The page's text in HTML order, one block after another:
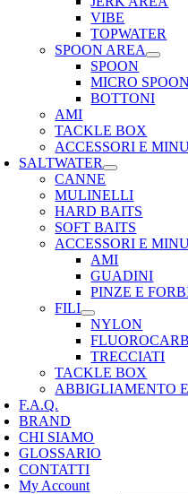
VIBE
TOPWATER
SPOON AREA
SPOON
MICRO SPOON
BOTTONI
AMI
TACKLE BOX
ACCESSORI E
SALTWATER
CANNE
MULINELLI
HARD BAITS
SOFT BAITS
ACCESSORI E
AMI
GUADINI
PINZE E
FILI
NYLON
TRECCIATI
TACKLE BOX
ABBIGLIAMENTO
F.A.Q.
BRAND
CHI SIAMO
GLOSSARIO
CONTATTI
My Account